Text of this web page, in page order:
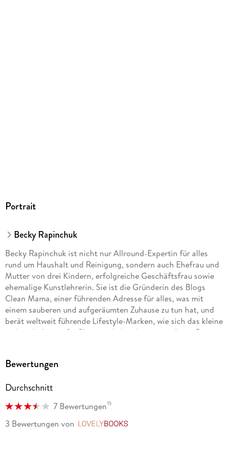
Portrait
Becky Rapinchuk
Becky Rapinchuk ist nicht nur Allround-Expertin für alles
rund um Haushalt und Reinigung, sondern auch Ehefrau und
Mutter von drei Kindern, erfolgreiche Geschäftsfrau sowie
ehemalige Kunstlehrerin. Sie ist die Gründerin des Blogs
Clean Mama, einer führenden Adresse für alles, was mit
einem sauberen und aufgeräumten Zuhause zu tun hat, und
berät weltweit führende Lifestyle-Marken, wie sich das kleine
und auch das große Chaos im Leben beseitigen lässt. Bereits
Produkte.
Bewertungen
Durchschnitt
7 Bewertungen15
3 Bewertungen von